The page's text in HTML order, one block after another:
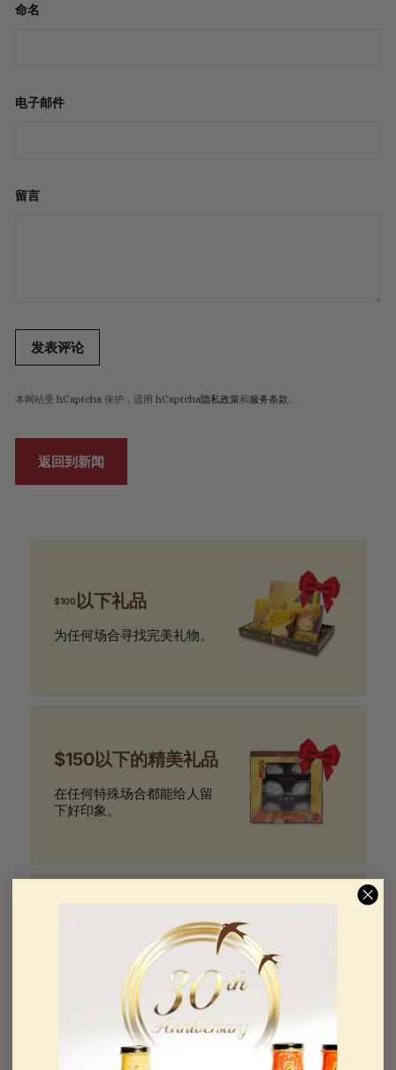
命名
电子邮件
留言
发表评论
本网站受 hCaptcha 保护，适用 hCaptcha隐私政策和服务条款。
返回到新闻
$100 以下礼品
为任何场合寻找完美礼物。
$150以下的精美礼品
在任何特殊场合都能给人留
下好印象。
我们的礼品篮已包装好并打
上蝴蝶结，随时可以赠送。